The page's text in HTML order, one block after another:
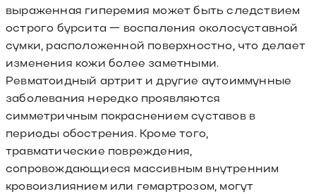
выраженная гиперемия может быть следствием
острого бурсита — воспаления околосуставной
сумки, расположенной поверхностно, что делает
изменения кожи более заметными.
Ревматоидный артрит и другие аутоиммунные
заболевания нередко проявляются
симметричным покраснением суставов в
периоды обострения. Кроме того,
травматические повреждения,
сопровождающиеся массивным внутренним
кровоизлиянием или гемартрозом, могут